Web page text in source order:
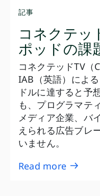
記事
コネクテッ
ポッドの課
コネクテッドTV（
IAB（英語）によ
ドルに達すると予
も、プログラマテ
メディア企業、バ
えられる広告ブレ
いません。
Read more